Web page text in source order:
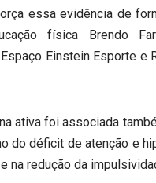
essa evidência de
física Brendo
Einstein Esporte e
ativa foi associada
do déficit de atenção e
na redução da